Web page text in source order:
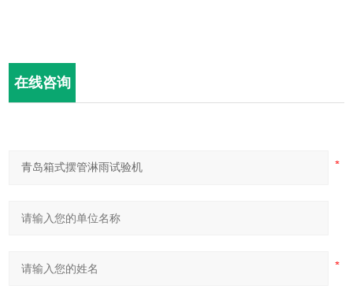
在线咨询